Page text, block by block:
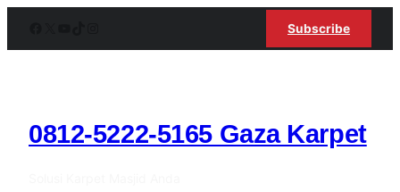
Subscribe
0812-5222-5165 Gaza Karpet